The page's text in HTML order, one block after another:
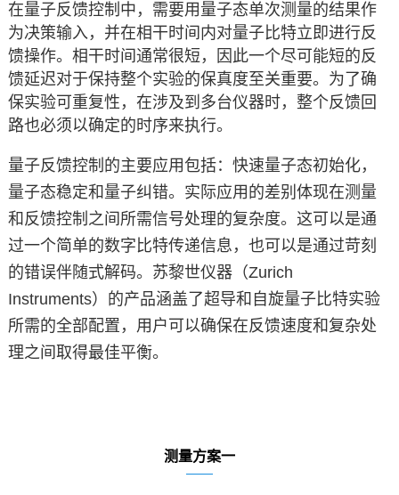
在量子反馈控制中，需要用量子态单次测量的结果作
为决策输入，并在相干时间内对量子比特立即进行反
馈操作。 相干时间通常很短，因此一个尽可能短的反
馈延迟对于保持整个实验的保真度至关重要。 为了确
保实验可重复性，在涉及到多台仪器时，整个反馈回
路也必须以确定的时序来执行。
量子反馈控制的主要应用包括：快速量子态初始化，
量子态稳定和量子纠错。实际应用的差别体现在测量
和反馈控制之间所需信号处理的复杂度。这可以是通
过一个简单的数字比特传递信息，也可以是通过苛刻
的错误伴随式解码。苏黎世仪器（Zurich
Instruments）的产品涵盖了超导和自旋量子比特实验
所需的全部配置，用户可以确保在反馈速度和复杂处
理之间取得最佳平衡。
测量方案一